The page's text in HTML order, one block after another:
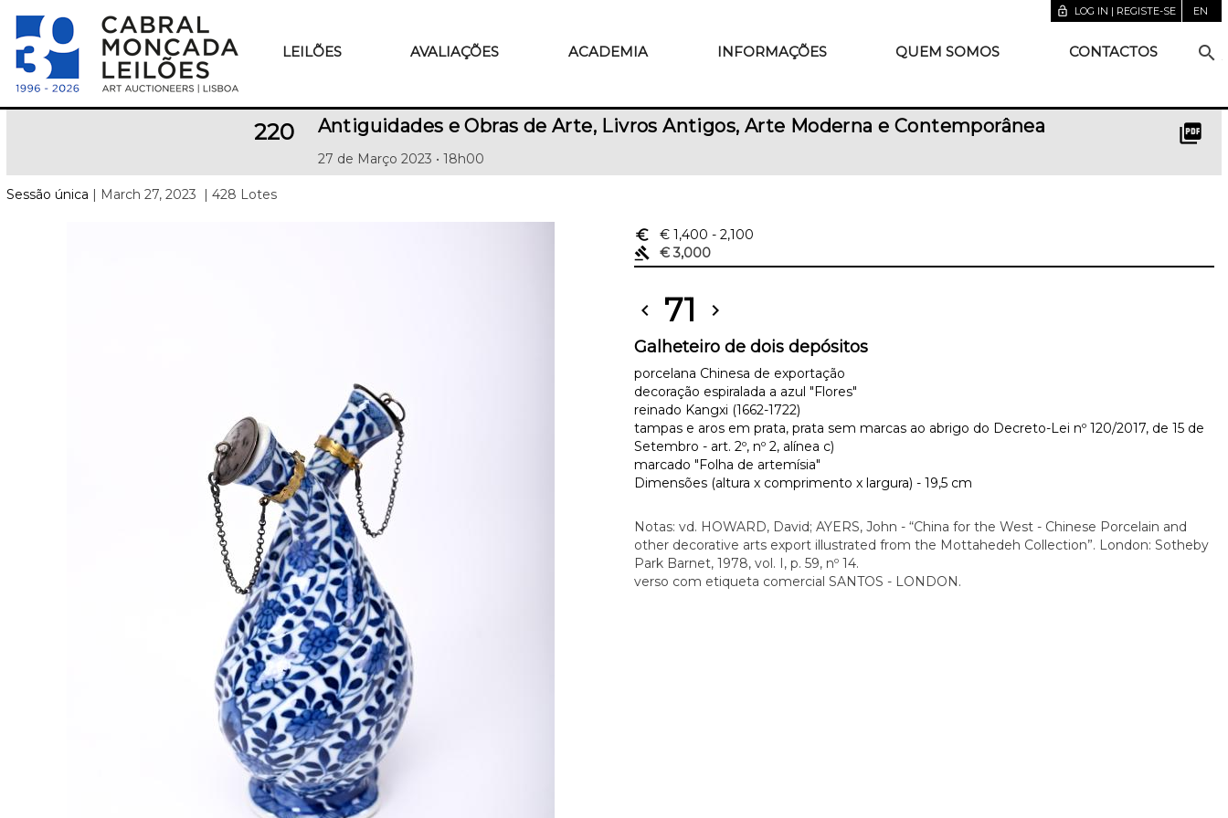
lock_open LOG IN | REGISTE-SE EN
LEILÕES AVALIAÇÕES ACADEMIA INFORMAÇÕES QUEM SOMOS CONTACTOS search
220 Antiguidades e Obras de Arte, Livros Antigos, Arte Moderna e Contemporânea
27 de Março 2023 • 18h00
picture_as_pdf
Sessão única | March 27, 2023 | 428 Lotes
euro_symbol € 1,400 - 2,100
gavel
€ 3,000
chevron_left 71 chevron_right
Galheteiro de dois depósitos
porcelana Chinesa de exportação
decoração espiralada a azul "Flores"
reinado Kangxi (1662-1722)
tampas e aros em prata, prata sem marcas ao abrigo do Decreto-Lei nº 120/2017, de 15 de
Setembro - art. 2º, nº 2, alínea c)
marcado "Folha de artemísia"
Dimensões (altura x comprimento x largura) - 19,5 cm
Notas: vd. HOWARD, David; AYERS, John - “China for the West - Chinese Porcelain and
other decorative arts export illustrated from the Mottahedeh Collection”. London: Sotheby
Park Barnet, 1978, vol. I, p. 59, nº 14.
verso com etiqueta comercial SANTOS - LONDON.